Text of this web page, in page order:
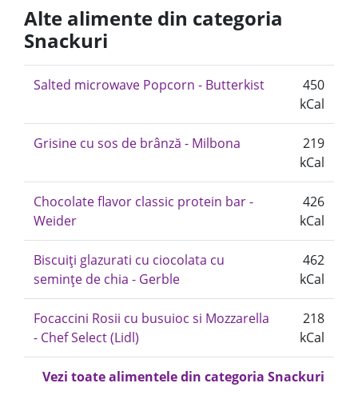
Alte alimente din categoria
Snackuri
Salted microwave Popcorn - Butterkist
450
kCal
Grisine cu sos de brânză - Milbona
219
kCal
Chocolate flavor classic protein bar -
Weider
426
kCal
Biscuiți glazurati cu ciocolata cu
semințe de chia - Gerble
462
kCal
Focaccini Rosii cu busuioc si Mozzarella
- Chef Select (Lidl)
218
kCal
Vezi toate alimentele din categoria Snackuri